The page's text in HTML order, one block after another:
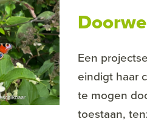
Een
eindigt haar
te mogen
toestaan,